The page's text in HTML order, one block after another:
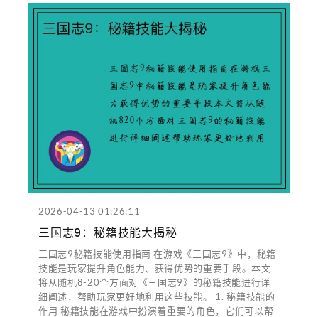
2026-04-13 01:26:11
三国志9：秘籍技能大揭秘
三国志9秘籍技能使用指南 在游戏《三国志9》中，秘籍
技能是玩家提升角色能力、获得优势的重要手段。本文
将从随机8-20个方面对《三国志9》的秘籍技能进行详
细阐述，帮助玩家更好地利用这些技能。 1. 秘籍技能的
作用 秘籍技能在游戏中扮演着重要的角色，它们可以帮